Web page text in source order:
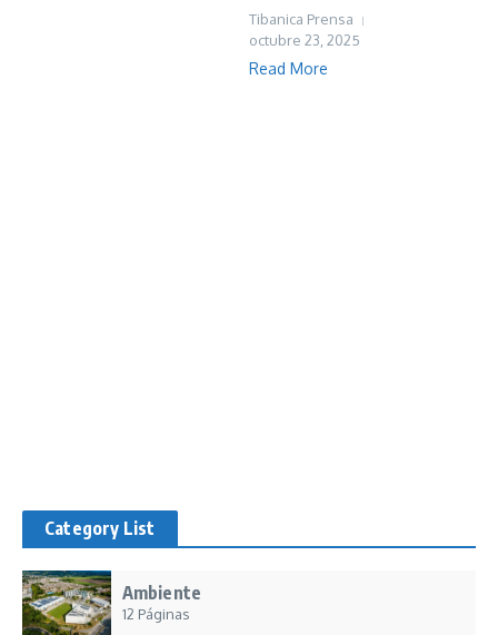
Tibanica Prensa
octubre 23, 2025
Read More
Category List
Ambiente
12 Páginas